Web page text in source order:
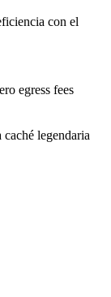
con el
egress fees
legendaria